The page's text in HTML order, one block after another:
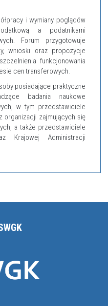
i wymiany poglądów
a podatnikami
Forum przygotowuje
wnioski oraz propozycje
funkcjonowania
cen transferowych.
posiadające praktyczne
badania naukowe
w tym przedstawiciele
organizacji zajmujących się
a także przedstawiciele
Krajowej Administracji